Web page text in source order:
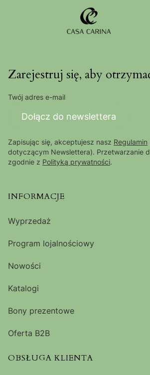
Zarejestruj się, aby
Twój adres e-mail
Dołącz do newslettera
Zapisując się, akceptujesz nasz Regulamin
dotyczącym Newslettera). Przetwarzanie
zgodnie z Polityką prywatności.
Linki w stopce
INFORMACJE
Wyprzedaż
Program lojalnościowy
Nowości
Katalogi
Bony prezentowe
Oferta B2B
OBSŁUGA KLIENTA